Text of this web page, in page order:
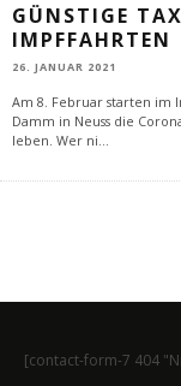
GÜNSTIGE
IMPFFAHRTEN
26. JANUAR 2021
Am 8. Februar starten im
Damm in Neuss die
leben. Wer ni...
[contact-form-7 404